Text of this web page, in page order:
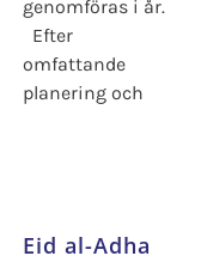
genomföras i år.
Efter
omfattande
planering och
Eid al-Adha